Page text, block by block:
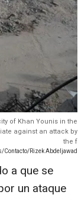
of Khan Younis in the
against an attack by
the f
Contacto/Rizek Abdeljawad
a que se
un ataque